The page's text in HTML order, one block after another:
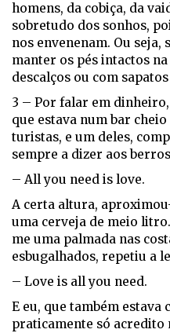
homens, da cobiça, da
sobretudo dos sonhos,
nos envenenam. Ou
manter os pés intactos
descalços ou com
3 – Por falar em
que estava num bar
turistas, e um deles,
sempre a dizer aos
– All you need is love.
A certa altura,
uma cerveja de meio
me uma palmada nas
esbugalhados, repetiu a
– Love is all you need.
E eu, que também estava
praticamente só